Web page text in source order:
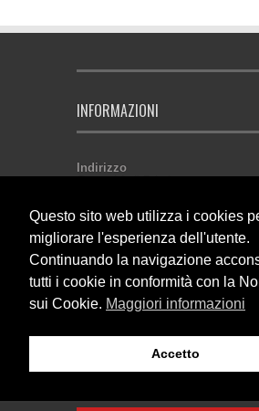
INFORMAZIONI
Indirizzo
38054 Tonadico (TN) - Italia
P. IVA 02146500224
Come contattarci
Email: affarigenerali@primiero.tn.it
Telefono: 0439.64641
Fax: 0439.62372
dalle 08:30 alle 12:00
e dalle 14:30 alle 16:30
Questo sito web utilizza i cookies
migliorare l'esperienza dell'utente.
Continuando la navigazione
tutti i cookie in conformità con la
sui Cookie. Maggiori informazioni
Accetto